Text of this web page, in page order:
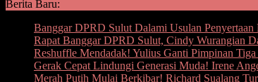
Berita Baru:
Banggar DPRD Sulut Dalami Usulan
Rapat Banggar DPRD Sulut, Cindy Wurangian
Reshuffle Mendadak! Yulius Ganti Pimpinan
Gerak Cepat Lindungi Generasi Muda! Irene
Merah Putih Mulai Berkibar! Richard Sualang